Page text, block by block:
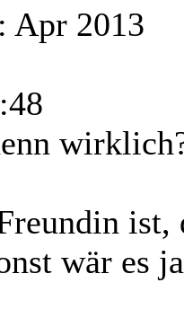
Apr 2013
wär es